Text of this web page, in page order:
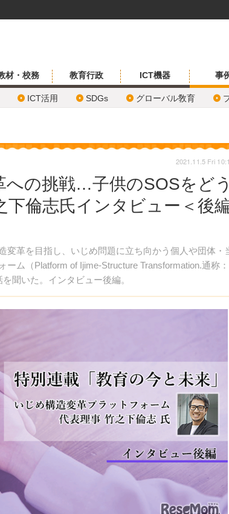
材・校務 教育行政 ICT機器 事
ICT活用 SDGs グローバル敎育
への挑戦…子供のSOSをどう
下倫志氏インタビュー＜後
革を目指し、いじめ問題に立ち向かう個人や団体・
ム（Platform of Ijime-Structure Transformation.通称：
聞いた。インタビュー後編。
2021.11.5 Fri